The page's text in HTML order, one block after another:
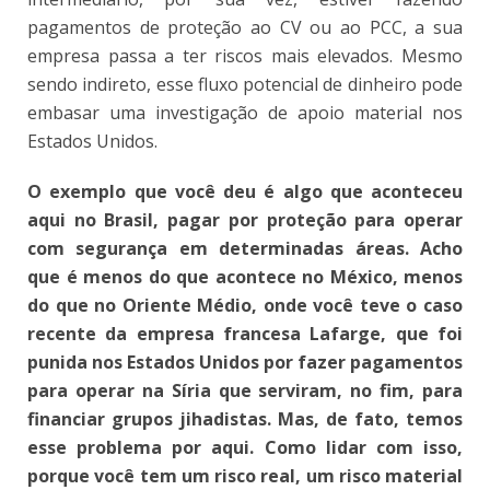
pagamentos de proteção ao CV ou ao PCC, a sua
empresa passa a ter riscos mais elevados. Mesmo
sendo indireto, esse fluxo potencial de dinheiro pode
embasar uma investigação de apoio material nos
Estados Unidos.
O exemplo que você deu é algo que aconteceu
aqui no Brasil, pagar por proteção para operar
com segurança em determinadas áreas. Acho
que é menos do que acontece no México, menos
do que no Oriente Médio, onde você teve o caso
recente da empresa francesa Lafarge, que foi
punida nos Estados Unidos por fazer pagamentos
para operar na Síria que serviram, no fim, para
financiar grupos jihadistas. Mas, de fato, temos
esse problema por aqui. Como lidar com isso,
porque você tem um risco real, um risco material